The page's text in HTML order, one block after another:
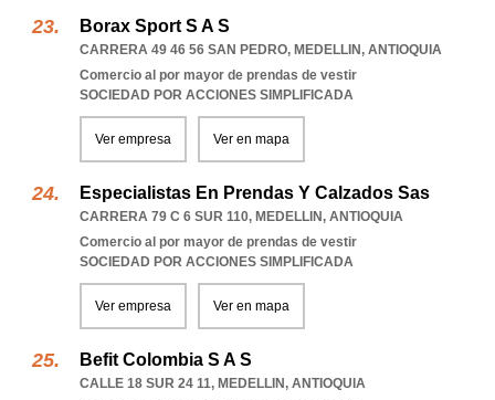
Borax Sport S A S
CARRERA 49 46 56 SAN PEDRO, MEDELLIN, ANTIOQUIA
Comercio al por mayor de prendas de vestir
SOCIEDAD POR ACCIONES SIMPLIFICADA
Ver empresa Ver en mapa
Especialistas En Prendas Y Calzados Sas
CARRERA 79 C 6 SUR 110, MEDELLIN, ANTIOQUIA
Comercio al por mayor de prendas de vestir
SOCIEDAD POR ACCIONES SIMPLIFICADA
Ver empresa Ver en mapa
Befit Colombia S A S
CALLE 18 SUR 24 11, MEDELLIN, ANTIOQUIA